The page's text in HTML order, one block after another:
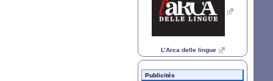
L’Arca delle lingue
Publicités